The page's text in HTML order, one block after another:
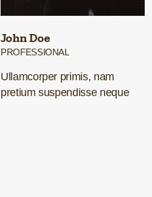
John Doe
PROFESSIONAL
Ullamcorper primis, nam
pretium suspendisse neque